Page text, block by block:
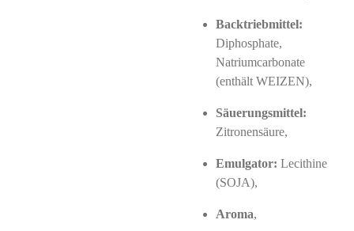
Backtriebmittel:
Diphosphate,
Natriumcarbonate
(enthält WEIZEN),
Säuerungsmittel:
Zitronensäure,
Emulgator: Lecithine
(SOJA),
Aroma,